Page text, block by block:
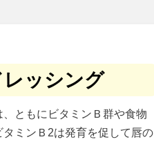
ッシング
ともにビタミンＢ群や食物
ミンＢ2は発育を促して唇の